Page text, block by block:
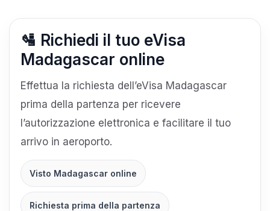
🛂 Richiedi il tuo eVisa
Madagascar online
Effettua la richiesta dell’eVisa Madagascar
prima della partenza per ricevere
l’autorizzazione elettronica e facilitare il tuo
arrivo in aeroporto.
Visto Madagascar online
Richiesta prima della partenza